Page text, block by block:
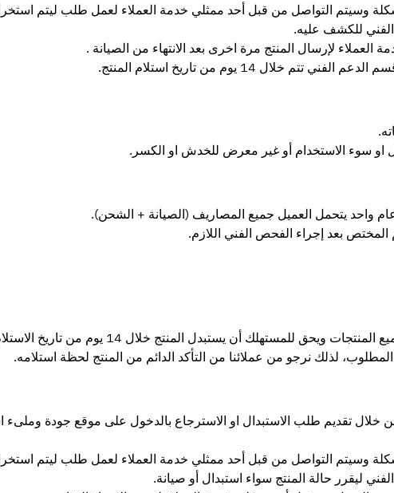
وسيتم التواصل من قبل أحد ممثلي خدمة العملاء لعمل طلب ليتم استخراج
للكشف عليه.
لإرسال المنتج مرة اخرى بعد الانتهاء من الصيانة .
خلال 14 يوم من تاريخ استلام المنتج.
او سوء الاستخدام أو غير معرض للخدش او الكسر.
واحد يتحمل العميل جميع المصاريف (الصيانة + الشحن).
المختص بعد إجراء الفحص الفني اللازم.
نوفر سياسة الاستبدال لعملائنا
لذلك نرجو من عملائنا من التأكد الدائم من المنتج لحظة استلامه.
خلال تقديم طلب الاستبدال او الاسترجاع بالدخول على موقع جودة وملىء
وسيتم التواصل من قبل أحد ممثلي خدمة العملاء لعمل طلب ليتم استخراج
ليقرر حالة المنتج سواء استبدال أو صيانة.